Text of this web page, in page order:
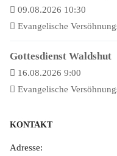
09.08.2026 10:30
Evangelische
Gottesdienst Waldshut
16.08.2026 9:00
Evangelische
KONTAKT
Adresse: